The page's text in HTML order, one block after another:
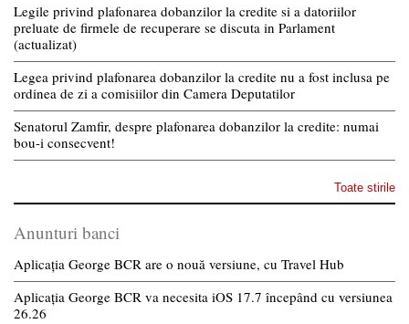
Legile privind plafonarea dobanzilor la credite si a datoriilor
preluate de firmele de recuperare se discuta in Parlament
(actualizat)
Legea privind plafonarea dobanzilor la credite nu a fost inclusa pe
ordinea de zi a comisiilor din Camera Deputatilor
Senatorul Zamfir, despre plafonarea dobanzilor la credite: numai
bou-i consecvent!
Toate stirile
Anunturi banci
Aplicația George BCR are o nouă versiune, cu Travel Hub
Aplicația George BCR va necesita iOS 17.7 începând cu versiunea
26.26